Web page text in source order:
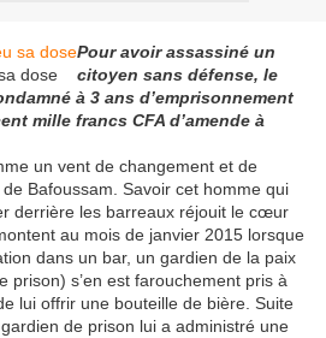
dose
Pour avoir assassiné un
citoyen sans défense, le
à 3 ans d’emprisonnement
mille francs CFA d’amende à
un vent de changement et de
Bafoussam. Savoir cet homme qui
derrière les barreaux réjouit le cœur
au mois de janvier 2015 lorsque
dans un bar, un gardien de la paix
prison) s’en est farouchement pris à
lui offrir une bouteille de bière. Suite
de prison lui a administré une